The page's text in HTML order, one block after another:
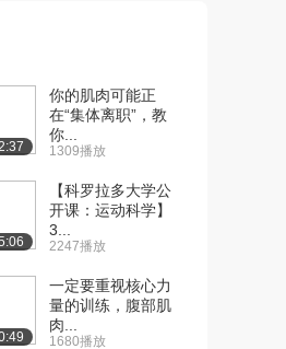
中，鸟击事
险...
要知道什
级爆震能摧
你的肌肉可能正
在“集体离职”，教
你...
1309播放
【科罗拉多大学公
开课：运动科学】
3...
2247播放
一定要重视核心力
量的训练，腹部肌
肉...
1680播放